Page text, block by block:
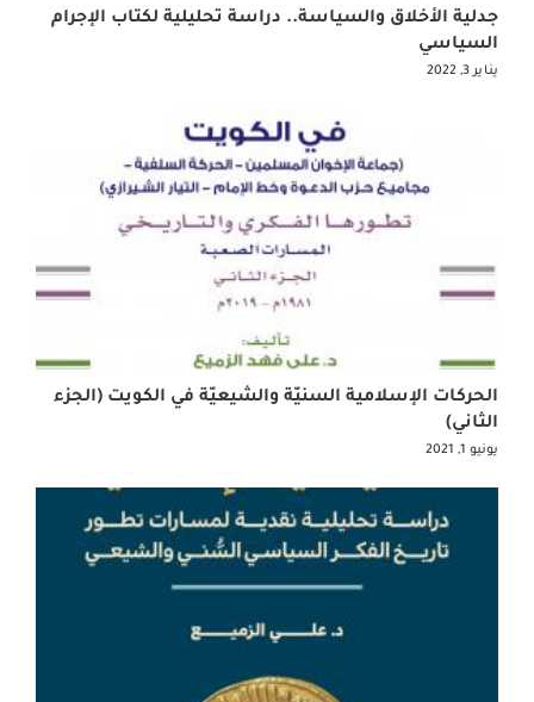
جدلية الأخلاق والسياسة.. دراسة تحليلية لكتاب الإجرام
السياسي
يناير 3, 2022
الحركات الإسلامية السنيّة والشيعيّة في الكويت (الجزء
الثاني)
يونيو 1, 2021